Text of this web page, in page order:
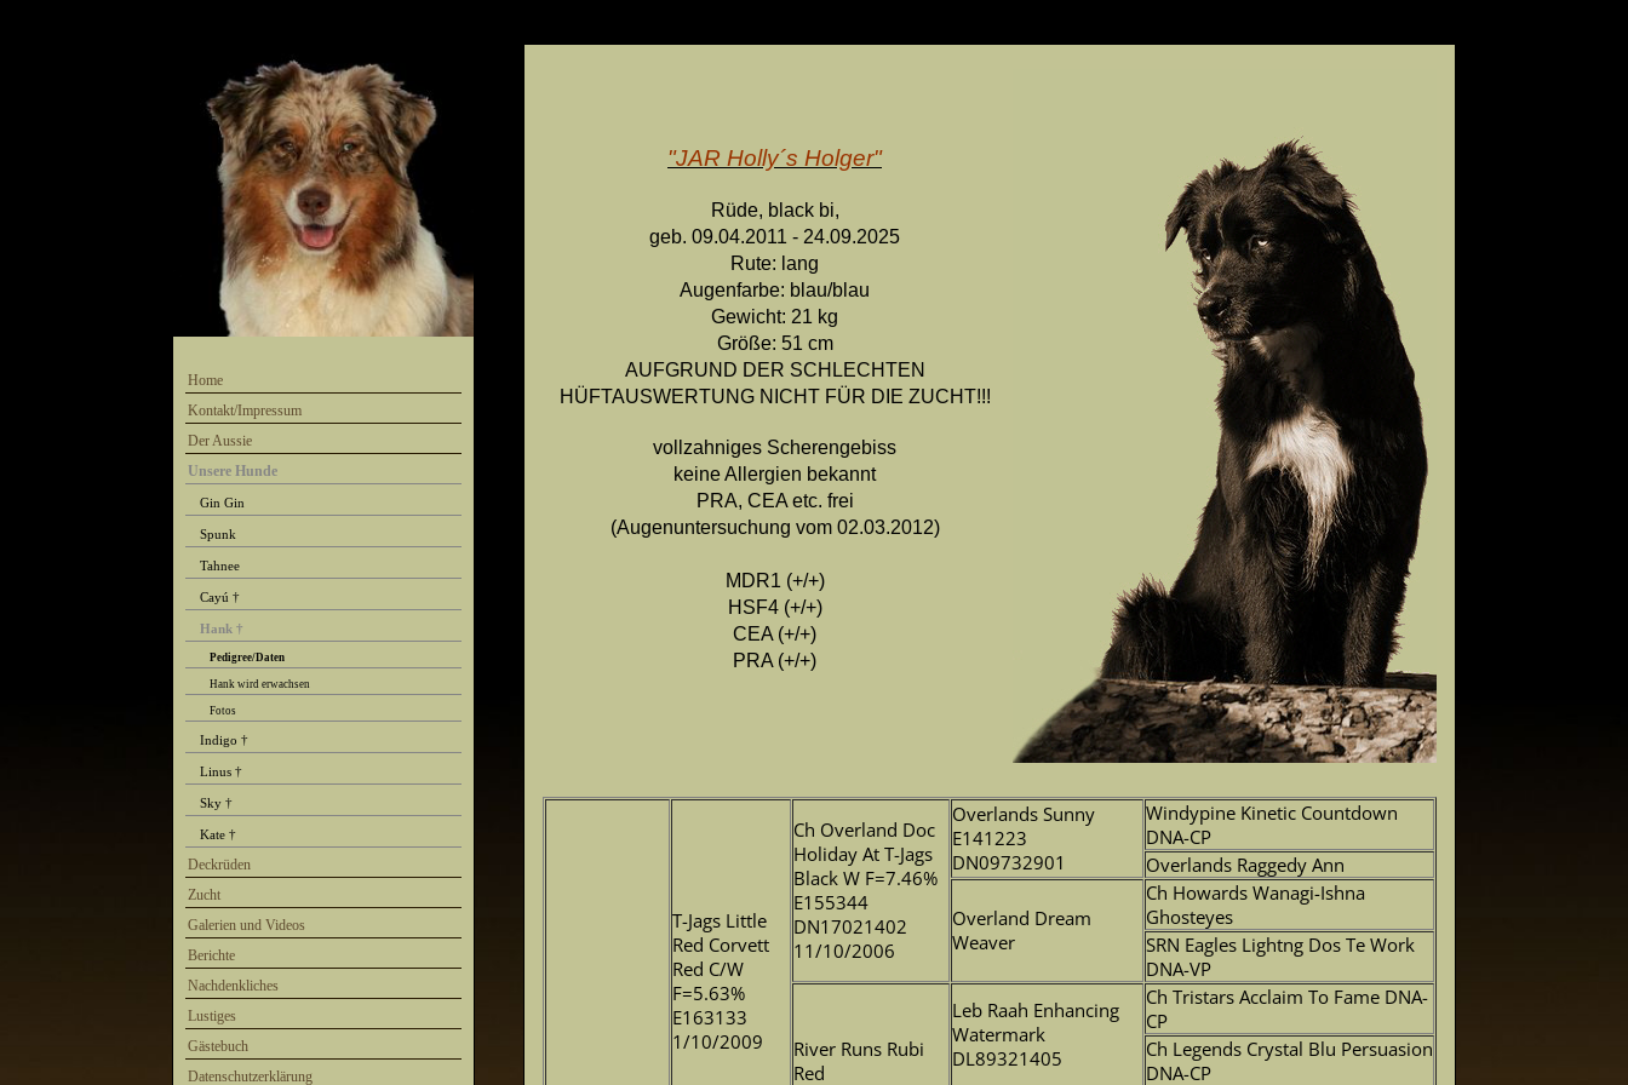
Home
Kontakt/Impressum
Der Aussie
Unsere Hunde
Gin Gin
Spunk
Tahnee
Cayú †
Hank †
Pedigree/Daten
Hank wird erwachsen
Fotos
Indigo †
Linus †
Sky †
Kate †
Deckrüden
Zucht
Galerien und Videos
Berichte
Nachdenkliches
Lustiges
Gästebuch
Datenschutzerklärung
"JAR Holly´s Holger"
Rüde, black bi,
geb. 09.04.2011 - 24.09.2025
Rute: lang
Augenfarbe: blau/blau
Gewicht: 21 kg
Größe: 51 cm
AUFGRUND DER SCHLECHTEN
HÜFTAUSWERTUNG NICHT FÜR DIE ZUCHT!!!
vollzahniges Scherengebiss
keine Allergien bekannt
PRA, CEA etc. frei
(Augenuntersuchung vom 02.03.2012)
MDR1 (+/+)
HSF4 (+/+)
CEA (+/+)
PRA (+/+)
T-Jags Little
Red Corvett
Red C/W
F=5.63%
E163133
1/10/2009
Ch Overland Doc
Holiday At T-Jags
Black W F=7.46%
E155344
DN17021402
11/10/2006
Overlands Sunny
E141223
DN09732901
Windypine Kinetic Countdown
DNA-CP
Overlands Raggedy Ann
Overland Dream
Weaver
Ch Howards Wanagi-Ishna
Ghosteyes
SRN Eagles Lightng Dos Te Work
DNA-VP
River Runs Rubi
Red
Leb Raah Enhancing
Watermark
DL89321405
Ch Tristars Acclaim To Fame DNA-
CP
Ch Legends Crystal Blu Persuasion
DNA-CP